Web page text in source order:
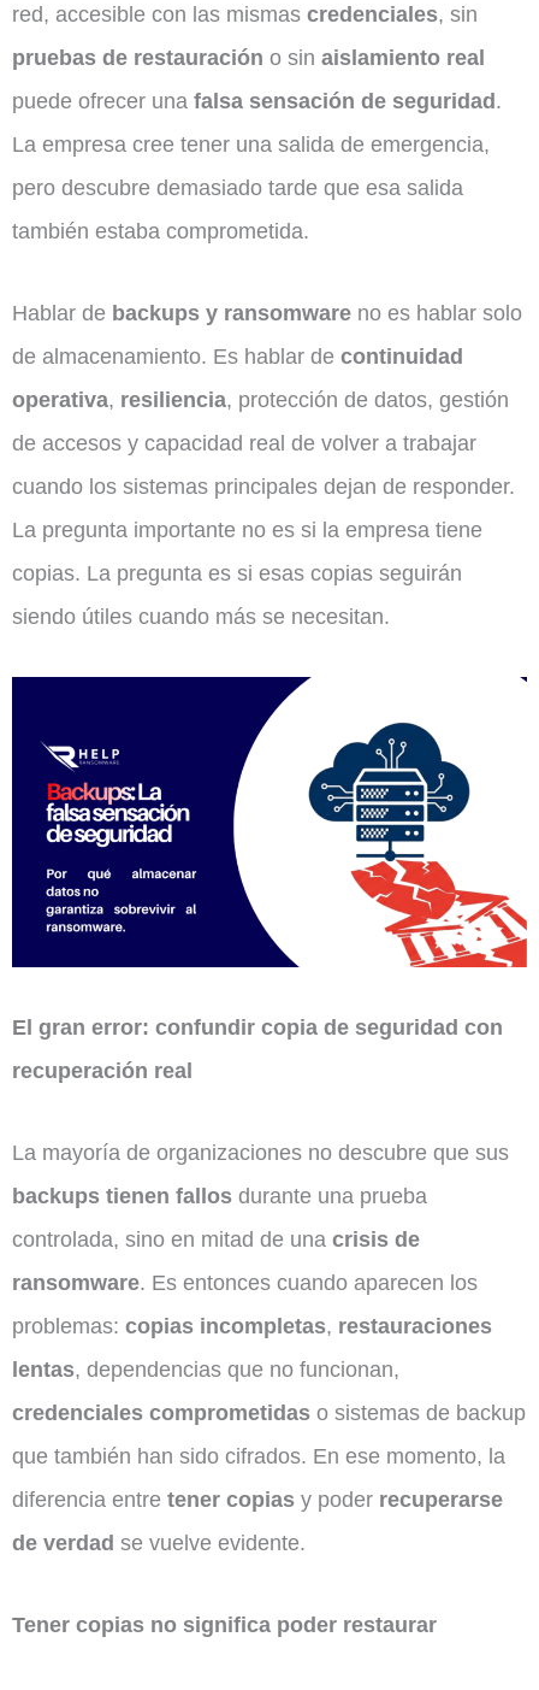
red, accesible con las mismas credenciales, sin
pruebas de restauración o sin aislamiento real
puede ofrecer una falsa sensación de seguridad.
La empresa cree tener una salida de emergencia,
pero descubre demasiado tarde que esa salida
también estaba comprometida.
Hablar de backups y ransomware no es hablar solo
de almacenamiento. Es hablar de continuidad
operativa, resiliencia, protección de datos, gestión
de accesos y capacidad real de volver a trabajar
cuando los sistemas principales dejan de responder.
La pregunta importante no es si la empresa tiene
copias. La pregunta es si esas copias seguirán
siendo útiles cuando más se necesitan.
El gran error: confundir copia de seguridad con
recuperación real
La mayoría de organizaciones no descubre que sus
backups tienen fallos durante una prueba
controlada, sino en mitad de una crisis de
ransomware. Es entonces cuando aparecen los
problemas: copias incompletas, restauraciones
lentas, dependencias que no funcionan,
credenciales comprometidas o sistemas de backup
que también han sido cifrados. En ese momento, la
diferencia entre tener copias y poder recuperarse
de verdad se vuelve evidente.
Tener copias no significa poder restaurar